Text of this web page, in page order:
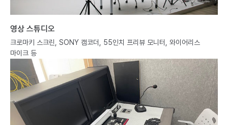
영상 스튜디오
크로마키 스크린, SONY 캠코더, 55인치 프리뷰 모니터, 와이어리스
마이크 등